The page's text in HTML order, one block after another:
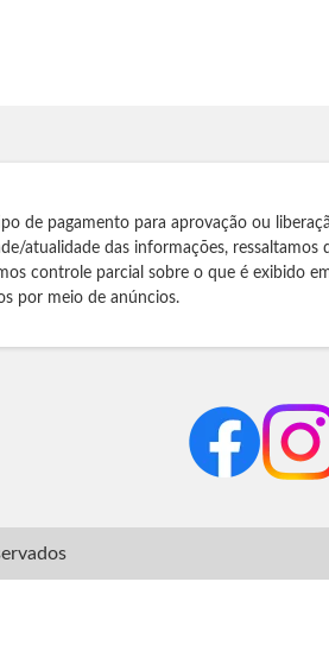
de pagamento para aprovação ou
atualidade das informações, ressaltamos
controle parcial sobre o que é exibido
por meio de anúncios.